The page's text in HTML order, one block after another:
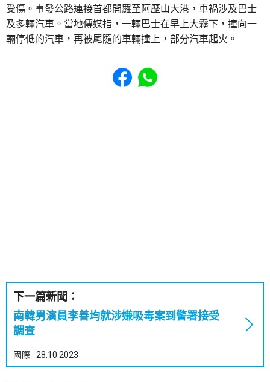
受傷。事發公路連接首都開羅至阿歷山大港，車禍涉及巴士
及多輛汽車。當地傳媒指，一輛巴士在早上大霧下，撞向一
輛停低的汽車，再被尾隨的車輛撞上，部分汽車起火。
Share to Facebook
Share to WhatsApp
下一篇新聞：
南韓男演員李善均就涉嫌吸毒案到警署接受
調查
國際 28.10.2023